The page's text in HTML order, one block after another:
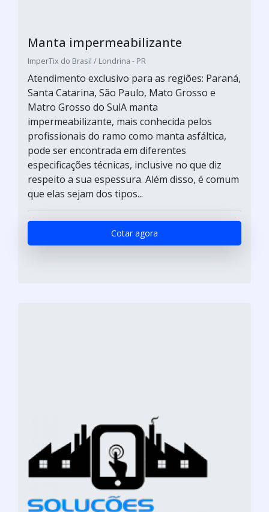
Manta impermeabilizante
ImperTix do Brasil / Londrina - PR
Atendimento exclusivo para as regiões: Paraná,
Santa Catarina, São Paulo, Mato Grosso e
Matro Grosso do SulA manta
impermeabilizante, mais conhecida pelos
profissionais do ramo como manta asfáltica,
pode ser encontrada em diferentes
especificações técnicas, inclusive no que diz
respeito a sua espessura. Além disso, é comum
que elas sejam dos tipos...
Cotar agora